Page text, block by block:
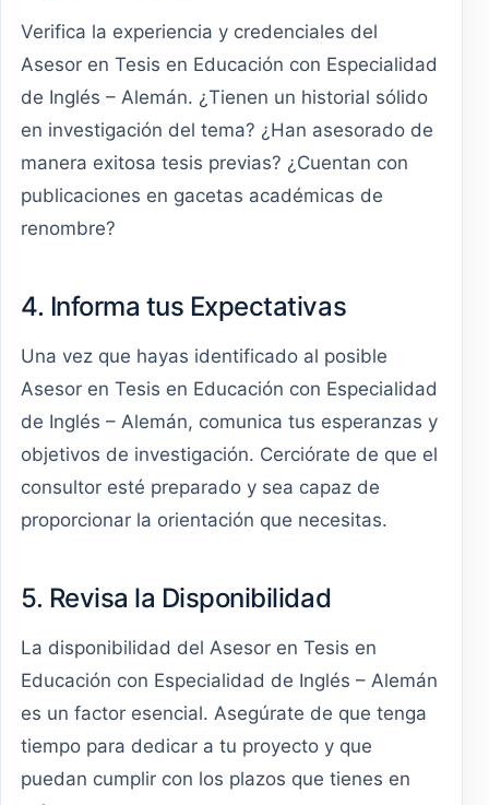
Verifica la experiencia y credenciales del
Asesor en Tesis en Educación con Especialidad
de Inglés – Alemán. ¿Tienen un historial sólido
en investigación del tema? ¿Han asesorado de
manera exitosa tesis previas? ¿Cuentan con
publicaciones en gacetas académicas de
renombre?
4. Informa tus Expectativas
Una vez que hayas identificado al posible
Asesor en Tesis en Educación con Especialidad
de Inglés – Alemán, comunica tus esperanzas y
objetivos de investigación. Cerciórate de que el
consultor esté preparado y sea capaz de
proporcionar la orientación que necesitas.
5. Revisa la Disponibilidad
La disponibilidad del Asesor en Tesis en
Educación con Especialidad de Inglés – Alemán
es un factor esencial. Asegúrate de que tenga
tiempo para dedicar a tu proyecto y que
puedan cumplir con los plazos que tienes en